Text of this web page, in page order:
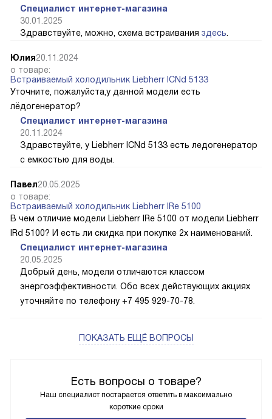
Есть вопросы о товаре?
Наш специалист постарается ответить в максимально
короткие сроки
Специалист интернет-магазина
30.01.2025
Здравствуйте, можно, схема встраивания здесь.
Юлия20.11.2024
о товаре:
Встраиваемый холодильник Liebherr ICNd 5133
Уточните, пожалуйста,у данной модели есть
лёдогенератор?
Специалист интернет-магазина
20.11.2024
Здравствуйте, у Liebherr ICNd 5133 есть ледогенератор
с емкостью для воды.
Павел20.05.2025
о товаре:
Встраиваемый холодильник Liebherr IRe 5100
В чем отличие модели Liebherr IRe 5100 от модели Liebherr
IRd 5100? И есть ли скидка при покупке 2х наименований.
Специалист интернет-магазина
20.05.2025
Добрый день, модели отличаются классом
энергоэффективности. Обо всех действующих акциях
уточняйте по телефону +7 495 929-70-78.
ПОКАЗАТЬ ЕЩЁ ВОПРОСЫ